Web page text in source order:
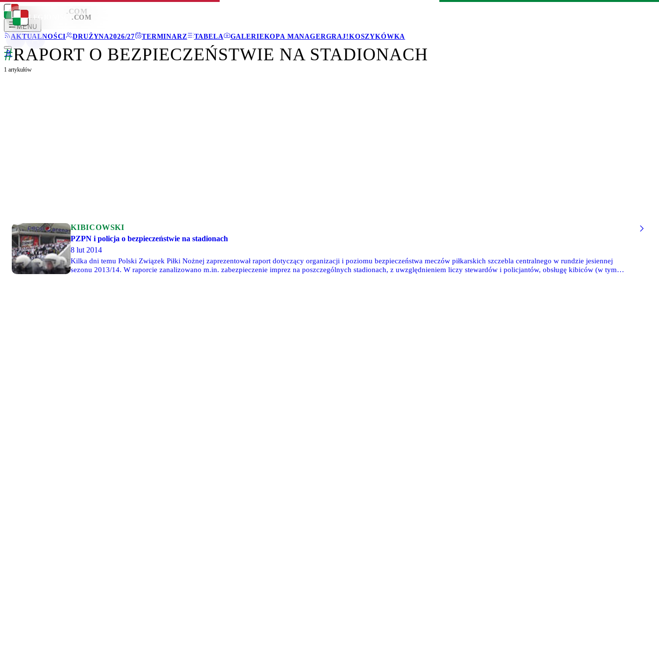
LEGIONISCI .COM
MENU
AKTUALNOŚCI
DRUŻYNA2026/27 TERMINARZ TABELA GALERIEKOPA MANAGERGRAJ!KOSZYKÓWKA
LEGIONISCI .COM
#RAPORT O BEZPIECZEŃSTWIE NA STADIONACH
1 artykułów
KIBICOWSKI
PZPN i policja o bezpieczeństwie na stadionach
8 lut 2014
Kilka dni temu Polski Związek Piłki Nożnej zaprezentował raport dotyczący organizacji i poziomu bezpieczeństwa meczów piłkarskich szczebla centralnego w rundzie jesiennej
sezonu 2013/14. W raporcie zanalizowano m.in. zabezpieczenie imprez na poszczególnych stadionach, z uwzględnieniem liczy stewardów i policjantów, obsługę kibiców (w tym